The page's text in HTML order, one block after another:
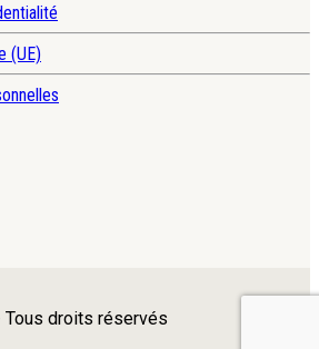
(UE)
Tous droits réservés